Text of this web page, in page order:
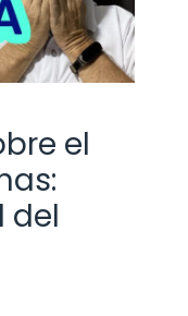
el
del